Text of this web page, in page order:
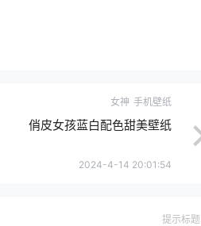
女神 手机壁纸
俏皮女孩蓝白配色甜美壁纸
2024-4-14 20:01:54
提示标题